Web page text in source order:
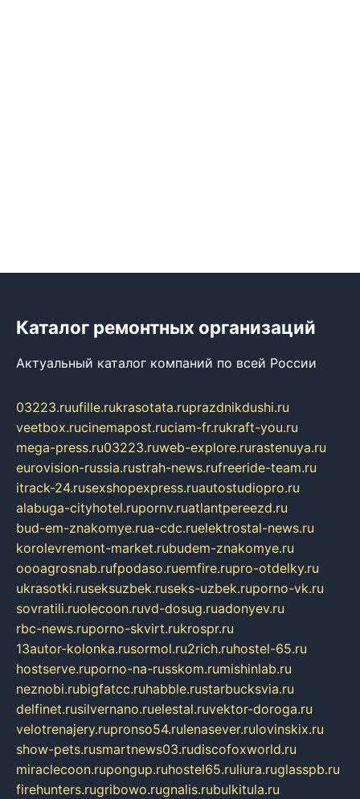
Каталог ремонтных организаций
Актуальный каталог компаний по всей России
03223.ruufille.rukrasotata.ruprazdnikdushi.ru
veetbox.rucinemapost.ruciam-fr.rukraft-you.ru
mega-press.ru03223.ruweb-explore.rurastenuya.ru
eurovision-russia.rustrah-news.rufreeride-team.ru
itrack-24.rusexshopexpress.ruautostudiopro.ru
alabuga-cityhotel.rupornv.ruatlantpereezd.ru
bud-em-znakomye.rua-cdc.ruelektrostal-news.ru
korolevremont-market.rubudem-znakomye.ru
oooagrosnab.rufpodaso.ruemfire.rupro-otdelky.ru
ukrasotki.ruseksuzbek.ruseks-uzbek.ruporno-vk.ru
sovratili.ruolecoon.ruvd-dosug.ruadonyev.ru
rbc-news.ruporno-skvirt.rukrospr.ru
13autor-kolonka.rusormol.ru2rich.ruhostel-65.ru
hostserve.ruporno-na-russkom.rumishinlab.ru
neznobi.rubigfatcc.ruhabble.rustarbucksvia.ru
delfinet.rusilvernano.ruelestal.ruvektor-doroga.ru
velotrenajery.rupronso54.rulenasever.rulovinskix.ru
show-pets.rusmartnews03.rudiscofoxworld.ru
miraclecoon.rupongup.ruhostel65.ruliura.ruglasspb.ru
firehunters.rugribowo.rugnalis.rubulkitula.ru